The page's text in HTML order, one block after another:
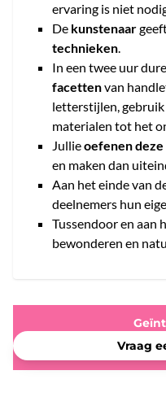
ervaring is niet
De kunstenaar
technieken.
In een twee uur
facettenvan
letterstijlen,
materialen tot het
Jullieoefenen
en maken dan
Aan het einde van
deelnemers hun
Tussendoor en aan
bewonderen en
Vraag